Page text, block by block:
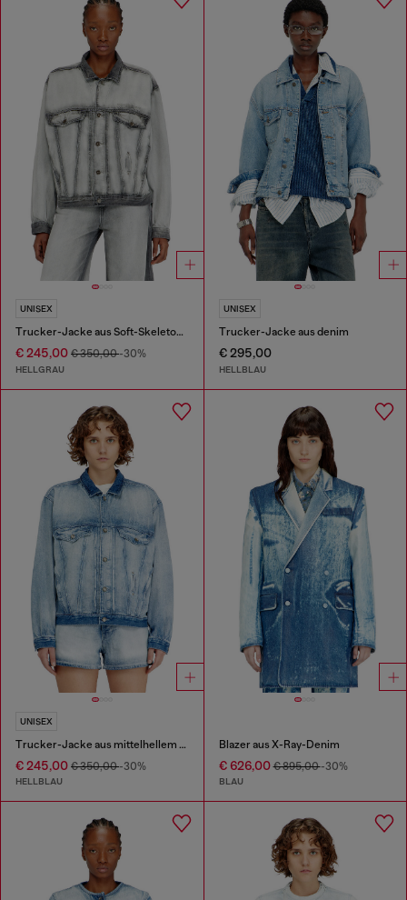
UNISEX
Trucker-Jacke aus Soft-Skeleton-Denim
€ 245,00 € 350,00-30%
HELLGRAU
UNISEX
Trucker-Jacke aus denim
€ 295,00
HELLBLAU
UNISEX
Trucker-Jacke aus mittelhellem Skeleton-Denim
€ 245,00 € 350,00-30%
HELLBLAU
Blazer aus X-Ray-Denim
€ 626,00€ 895,00-30%
BLAU